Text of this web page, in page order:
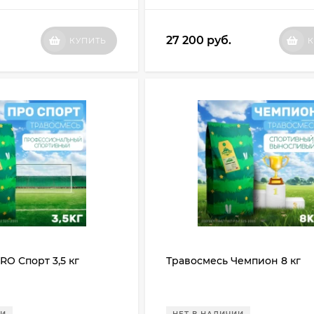
КУПИТЬ 27 200 руб.
Спорт 3,5 кг Травосмесь Чемпион 8 кг